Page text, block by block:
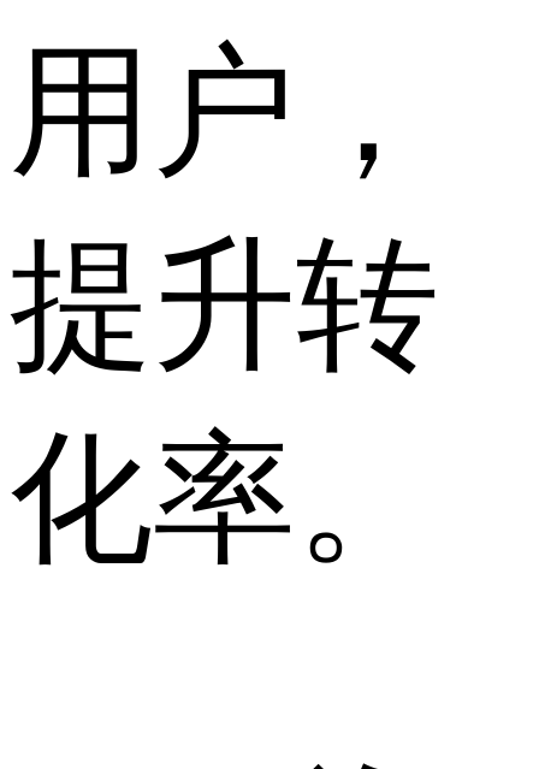
用户，
提升转
化率。